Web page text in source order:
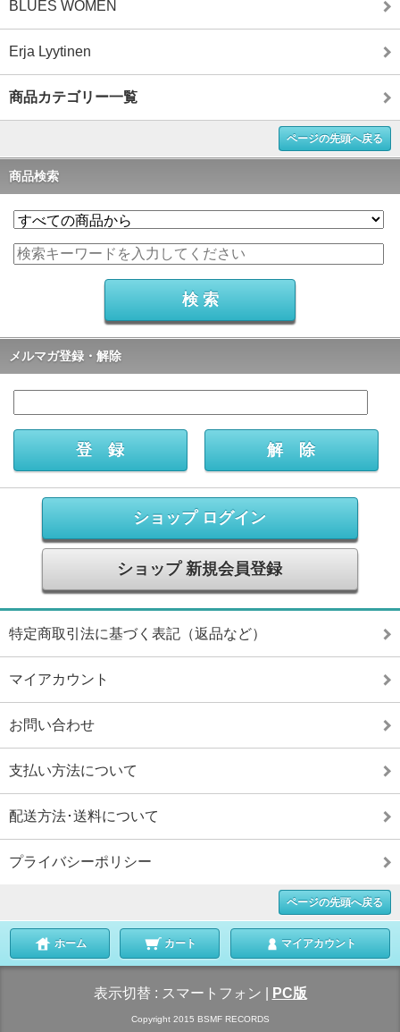
BLUES WOMEN
Erja Lyytinen
商品カテゴリー一覧
ページの先頭へ戻る
商品検索
メルマガ登録・解除
ショップ ログイン
ショップ 新規会員登録
特定商取引法に基づく表記（返品など）
マイアカウント
お問い合わせ
支払い方法について
配送方法･送料について
プライバシーポリシー
ページの先頭へ戻る
ホーム カート マイアカウント
表示切替 : スマートフォン PC版
Copyright 2015 BSMF RECORDS